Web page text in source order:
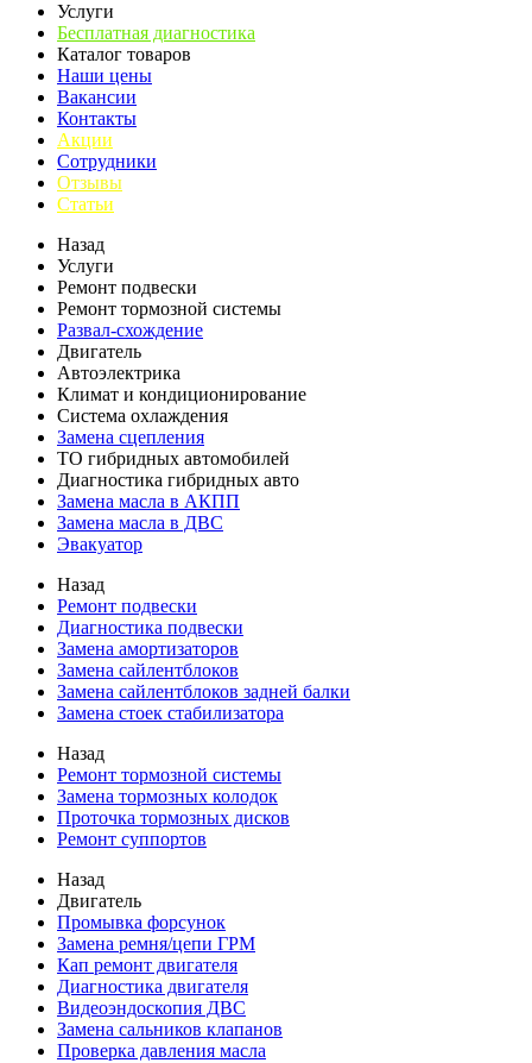
Услуги
Бесплатная диагностика
Каталог товаров
Наши цены
Вакансии
Контакты
Акции
Сотрудники
Отзывы
Статьи
Назад
Услуги
Ремонт подвески
Ремонт тормозной системы
Развал-схождение
Двигатель
Автоэлектрика
Климат и кондиционирование
Система охлаждения
Замена сцепления
ТО гибридных автомобилей
Диагностика гибридных авто
Замена масла в АКПП
Замена масла в ДВС
Эвакуатор
Назад
Ремонт подвески
Диагностика подвески
Замена амортизаторов
Замена сайлентблоков
Замена сайлентблоков задней балки
Замена стоек стабилизатора
Назад
Ремонт тормозной системы
Замена тормозных колодок
Проточка тормозных дисков
Ремонт суппортов
Назад
Двигатель
Промывка форсунок
Замена ремня/цепи ГРМ
Кап ремонт двигателя
Диагностика двигателя
Видеоэндоскопия ДВС
Замена сальников клапанов
Проверка давления масла